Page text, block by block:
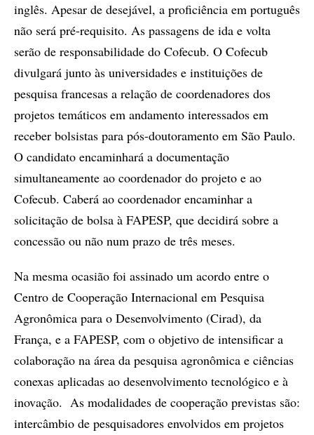
inglês. Apesar de desejável, a proficiência em português
não será pré-requisito. As passagens de ida e volta
serão de responsabilidade do Cofecub. O Cofecub
divulgará junto às universidades e instituições de
pesquisa francesas a relação de coordenadores dos
projetos temáticos em andamento interessados em
receber bolsistas para pós-doutoramento em São Paulo.
O candidato encaminhará a documentação
simultaneamente ao coordenador do projeto e ao
Cofecub. Caberá ao coordenador encaminhar a
solicitação de bolsa à FAPESP, que decidirá sobre a
concessão ou não num prazo de três meses.
Na mesma ocasião foi assinado um acordo entre o
Centro de Cooperação Internacional em Pesquisa
Agronômica para o Desenvolvimento (Cirad), da
França, e a FAPESP, com o objetivo de intensificar a
colaboração na área da pesquisa agronômica e ciências
conexas aplicadas ao desenvolvimento tecnológico e à
inovação. As modalidades de cooperação previstas são:
intercâmbio de pesquisadores envolvidos em projetos